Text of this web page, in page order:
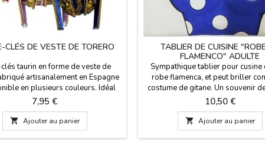
CLÉS DE VESTE DE TORERO
taurin en forme de veste de
artisanalement en Espagne
en plusieurs couleurs. Idéal
collectionneurs et les passionnés
Emportez partout avec
l'essence du spectacle national
grâce à nos vestes miniatures
Couleurs disponibles : Cramoisi
Prix
7,95 €
 Ajouter au panier
TABLIER DE CUISINE
FLAMENCO" ADULTE
Sympathique tablier pour cusine
robe flamenca, et peut briller
costume de gitane. Un souvenir
et de l'Espagne très drôle.
61 cm Composition tissu: 50%
polyester.
Prix
10,50 €
 Ajouter au panier